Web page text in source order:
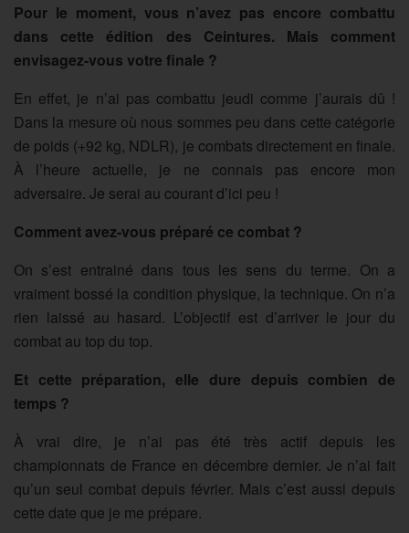
Pour le moment, vous n’avez pas encore combattu
dans cette édition des Ceintures. Mais comment
envisagez-vous votre finale ?
En effet, je n’ai pas combattu jeudi comme j’aurais dû !
Dans la mesure où nous sommes peu dans cette catégorie
de poids (+92 kg, NDLR), je combats directement en finale.
À l’heure actuelle, je ne connais pas encore mon
adversaire. Je serai au courant d’ici peu !
Comment avez-vous préparé ce combat ?
On s’est entrainé dans tous les sens du terme. On a
vraiment bossé la condition physique, la technique. On n’a
rien laissé au hasard. L’objectif est d’arriver le jour du
combat au top du top.
Et cette préparation, elle dure depuis combien de
temps ?
À vrai dire, je n’ai pas été très actif depuis les
championnats de France en décembre dernier. Je n’ai fait
qu’un seul combat depuis février. Mais c’est aussi depuis
cette date que je me prépare.